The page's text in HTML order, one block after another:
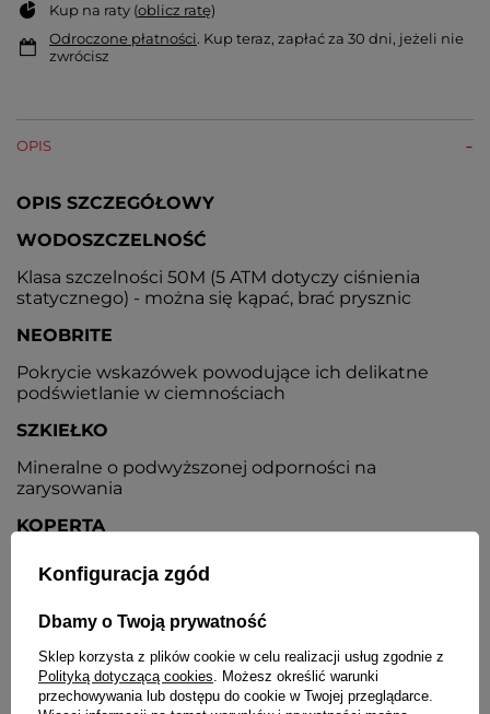
Kup na raty (oblicz ratę)
Odroczone płatności. Kup teraz, zapłać za 30 dni, jeżeli nie
zwrócisz
OPIS
OPIS SZCZEGÓŁOWY
WODOSZCZELNOŚĆ
Klasa szczelności 50M (5 ATM dotyczy ciśnienia
statycznego) - można się kąpać, brać prysznic
NEOBRITE
Pokrycie wskazówek powodujące ich delikatne
podświetlanie w ciemnościach
SZKIEŁKO
Mineralne o podwyższonej odporności na
zarysowania
KOPERTA
Metalowa nierdzewna
Kolor srebrny, wskazówki i indeksy w kolorze złotym
BRANSOLETA
Konfiguracja zgód
Dbamy o Twoją prywatność
Sklep korzysta z plików cookie w celu realizacji usług zgodnie z
Polityką dotyczącą cookies . Możesz określić warunki
przechowywania lub dostępu do cookie w Twojej przeglądarce.